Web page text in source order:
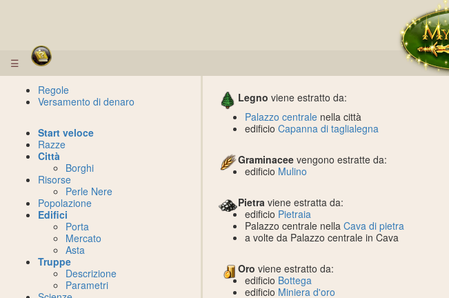
☰
Legno viene estratto da:
Palazzo centrale nella città
edificioCapanna di taglialegna
Graminacee vengono estratte da:
edificio Mulino
Pietra viene estratta da:
edificio Pietraia
Palazzo centrale nellaCava di pietra
a volte da Palazzo centrale in Cava
Oro viene estratto da:
edificio Bottega
edificio Miniera d'oro
Regole
Versamento di denaro
Start veloce
Razze
Città
Borghi
Risorse
Perle Nere
Popolazione
Edifici
Porta
Mercato
Asta
Truppe
Descrizione
Parametri